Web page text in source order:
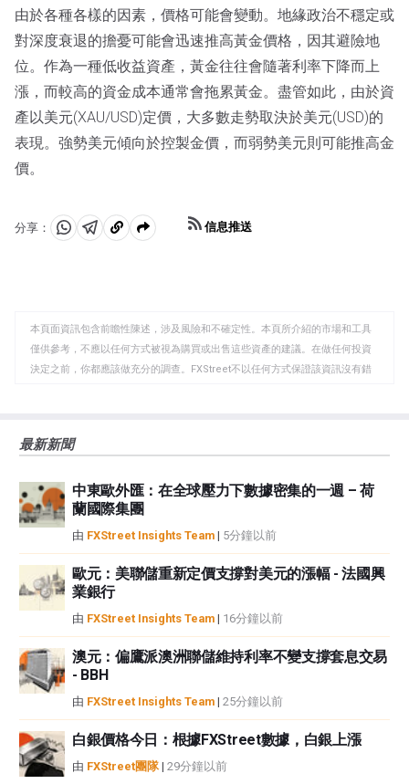
由於各種各樣的因素，價格可能會變動。地緣政治不穩定或
對深度衰退的擔憂可能會迅速推高黃金價格，因其避險地
位。作為一種低收益資產，黃金往往會隨著利率下降而上
漲，而較高的資金成本通常會拖累黃金。盡管如此，由於資
產以美元(XAU/USD)定價，大多數走勢取決於美元(USD)的
表現。強勢美元傾向於控製金價，而弱勢美元則可能推高金
價。
分享：
分 分 複
板
信息推送
本頁面資訊包含前瞻性陳述，涉及風險和不確定性。本頁所介紹的市場和工具
僅供參考，不應以任何方式被視為購買或出售這些資產的建議。在做任何投資
決定之前，你都應該做充分的調查。FXStreet不以任何方式保證該資訊沒有錯
觀點，並不代表FXStreet或其廣告商的官方政策或立場。作者不對本頁連結的
如果文章正文中沒有明確提到，在撰寫本文時，作者在本文中提到的任何股票
中都沒有頭寸，也沒有與文中提到的任何公司有業務關係。除了FXStreet，作
者沒有收到撰寫這篇文章的報酬。
性不作任何陳述。FXStreet和作者將不承擔任何錯誤，遺漏或任何損失，傷害
或損害由此資訊及其顯示或使用引起的。錯誤和遺漏除外。本文作者和
FXStreet並非註冊投資顧問，本文內容無意提供任何投資建議。
最新新聞
中東歐外匯：在全球壓力下數據密集的一週 – 荷
蘭國際集團
由 FXStreet Insights Team | 5分鐘以前
歐元：美聯儲重新定價支撐對美元的漲幅 - 法國興
業銀行
由 FXStreet Insights Team | 16分鐘以前
澳元：偏鷹派澳洲聯儲維持利率不變支撐套息交易
- BBH
由 FXStreet Insights Team | 25分鐘以前
白銀價格今日：根據FXStreet數據，白銀上漲
由 FXStreet團隊| 29分鐘以前